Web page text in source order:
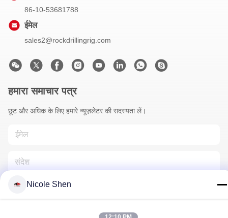
86-10-53681788
ईमेल
sales2@rockdrillingrig.com
हमारा समाचार पत्र
छूट और अधिक के लिए हमारे न्यूज़लेटर की सदस्यता लें।
Nicole Shen